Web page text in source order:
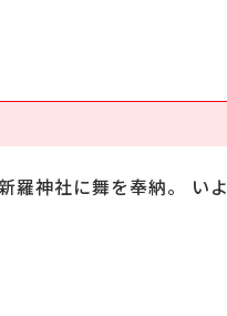
羅神社に舞を奉納。 いよ